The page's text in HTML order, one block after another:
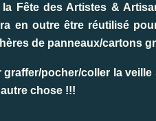
Fête des Artistes &
en outre être réutilisé
de panneaux/cartons
pocher/coller la
chose !!!